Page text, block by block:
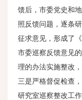
馈后，市委党史和
照反馈问题，逐条
征求意见，形成了
市委巡察反馈意见
理的办法实施整改
三是严格督促检查
研究室巡察整改工